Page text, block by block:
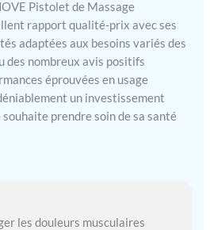
musculaires, à réduire
l'accumulation d'acide
lactique, à favoriser la
circulation sanguine, à
améliorer la mobilité
articulaire et bien plus
encore. Il équilibre
des bureaux sous pression
Pistolet de Massage
rapport qualité-prix avec ses
adaptées aux besoins variés des
des nombreux avis positifs
éprouvées en usage
un investissement
prendre soin de sa santé
les douleurs musculaires